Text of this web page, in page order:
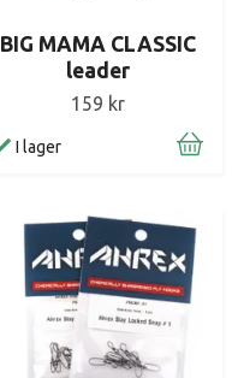
BIG MAMA CLASSIC
leader
159 kr
I lager